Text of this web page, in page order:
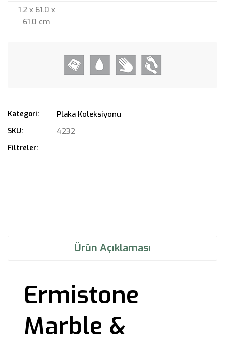
1.2 x 61.0 x
61.0 cm
Kategori: Plaka Koleksiyonu
SKU: 4232
Filtreler:
Ürün Açıklaması
Ermistone
Marble &